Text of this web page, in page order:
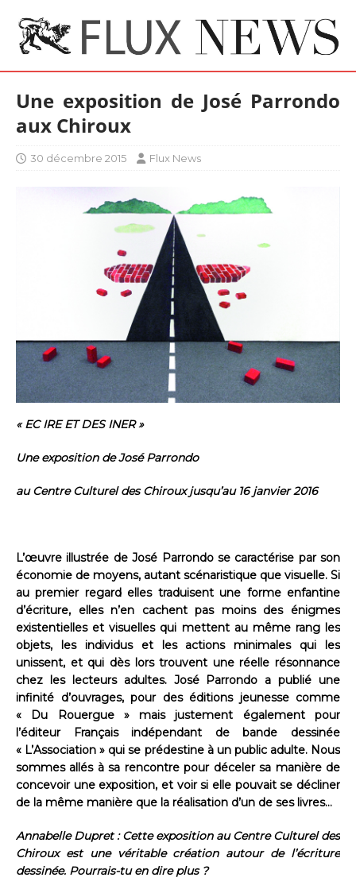
Une exposition de José Parrondo
aux Chiroux
30 décembre 2015 Flux News
« EC IRE ET DES INER »
Une exposition de José Parrondo
au Centre Culturel des Chiroux jusqu’au 16 janvier 2016
L’œuvre illustrée de José Parrondo se caractérise par son
économie de moyens, autant scénaristique que visuelle. Si
au premier regard elles traduisent une forme enfantine
d’écriture, elles n’en cachent pas moins des énigmes
existentielles et visuelles qui mettent au même rang les
objets, les individus et les actions minimales qui les
unissent, et qui dès lors trouvent une réelle résonnance
chez les lecteurs adultes. José Parrondo a publié une
infinité d’ouvrages, pour des éditions jeunesse comme
« Du Rouergue » mais justement également pour
l’éditeur Français indépendant de bande dessinée
« L’Association » qui se prédestine à un public adulte. Nous
sommes allés à sa rencontre pour déceler sa manière de
concevoir une exposition, et voir si elle pouvait se décliner
de la même manière que la réalisation d’un de ses livres…
Annabelle Dupret : Cette exposition au Centre Culturel des
Chiroux est une véritable création autour de l’écriture
dessinée. Pourrais-tu en dire plus ?